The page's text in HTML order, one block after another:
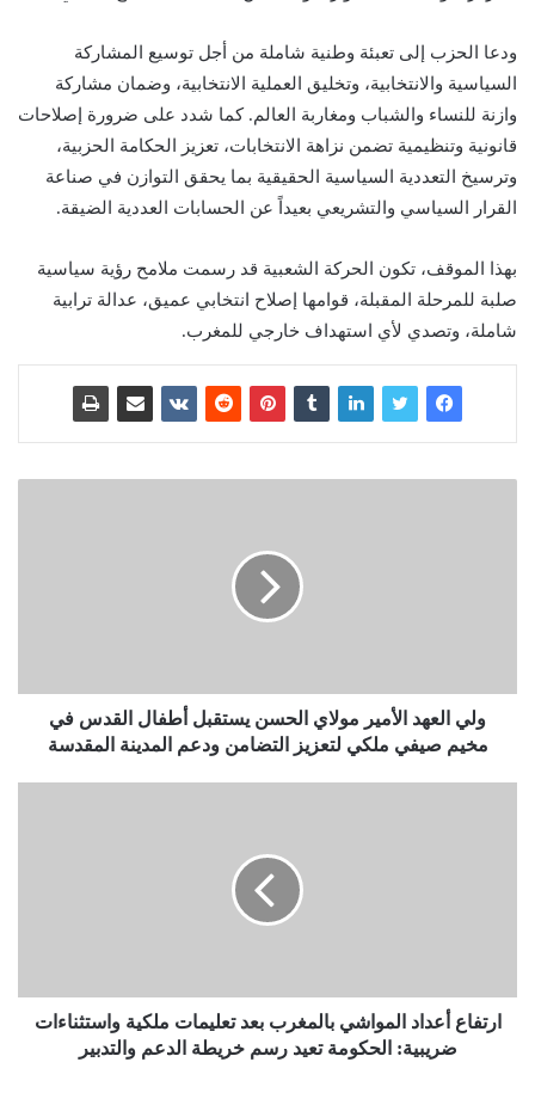
ودعا الحزب إلى تعبئة وطنية شاملة من أجل توسيع المشاركة
السياسية والانتخابية، وتخليق العملية الانتخابية، وضمان مشاركة
وازنة للنساء والشباب ومغاربة العالم. كما شدد على ضرورة إصلاحات
قانونية وتنظيمية تضمن نزاهة الانتخابات، تعزيز الحكامة الحزبية،
وترسيخ التعددية السياسية الحقيقية بما يحقق التوازن في صناعة
القرار السياسي والتشريعي بعيداً عن الحسابات العددية الضيقة.
بهذا الموقف، تكون الحركة الشعبية قد رسمت ملامح رؤية سياسية
صلبة للمرحلة المقبلة، قوامها إصلاح انتخابي عميق، عدالة ترابية
شاملة، وتصدي لأي استهداف خارجي للمغرب.
ولي العهد الأمير مولاي الحسن يستقبل أطفال القدس في
مخيم صيفي ملكي لتعزيز التضامن ودعم المدينة المقدسة
ارتفاع أعداد المواشي بالمغرب بعد تعليمات ملكية واستثناءات
ضريبية: الحكومة تعيد رسم خريطة الدعم والتدبير